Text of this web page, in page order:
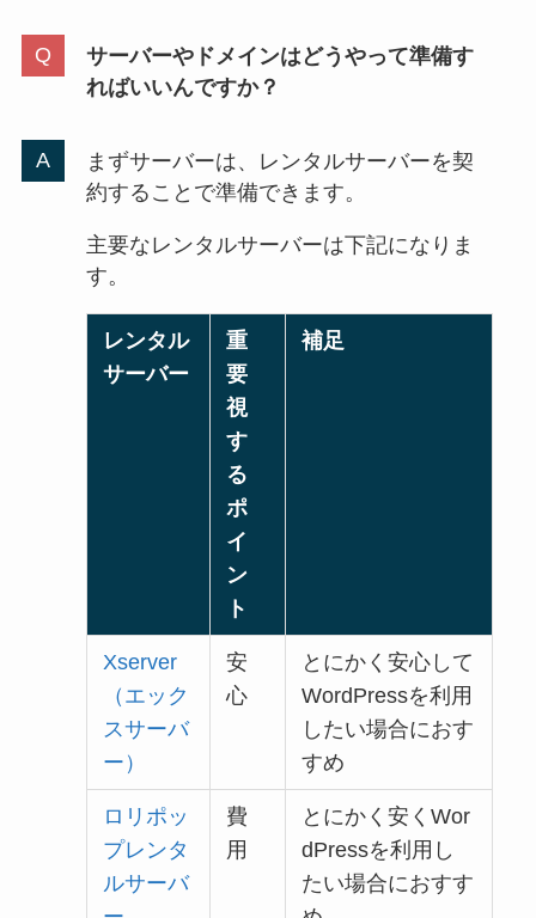
サーバーやドメインはどうやって準備す
ればいいんですか？
まずサーバーは、レンタルサーバーを契
約することで準備できます。
主要なレンタルサーバーは下記になりま
す。
レンタル
サーバー
重
要
視
す
る
ポ
イ
ン
ト
補足
Xserver
（エック
スサーバ
ー）
安
心
とにかく安心して
WordPressを利用
したい場合におす
すめ
ロリポッ
プレンタ
ルサーバ
費
用
とにかく安くWor
dPressを利用し
たい場合におすす